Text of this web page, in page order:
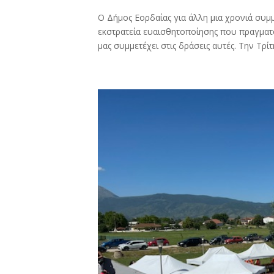
Ο Δήμος Εορδαίας για άλλη μια χρονιά
εκστρατεία ευαισθητοποίησης που
μας συμμετέχει στις δράσεις αυτές. Την